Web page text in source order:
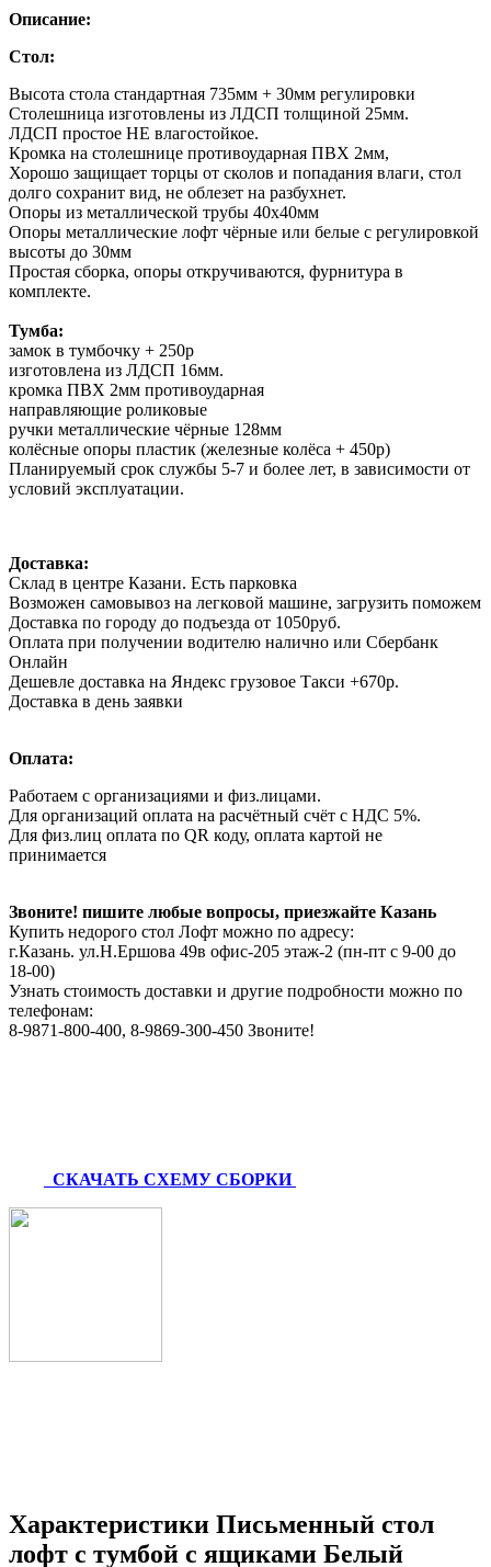
Описание:
Стол:
Высота стола стандартная 735мм + 30мм регулировки
Столешница изготовлены из ЛДСП толщиной 25мм.
ЛДСП простое НЕ влагостойкое.
Кромка на столешнице противоударная ПВХ 2мм,
Хорошо защищает торцы от сколов и попадания влаги, стол
долго сохранит вид, не облезет на разбухнет.
Опоры из металлической трубы 40х40мм
Опоры металлические лофт чёрные или белые с регулировкой
высоты до 30мм
Простая сборка, опоры откручиваются, фурнитура в
комплекте.
Тумба:
замок в тумбочку + 250р
изготовлена из ЛДСП 16мм.
кромка ПВХ 2мм противоударная
направляющие роликовые
ручки металлические чёрные 128мм
колёсные опоры пластик (железные колёса + 450р)
Планируемый срок службы 5-7 и более лет, в зависимости от
условий эксплуатации.
Доставка:
Склад в центре Казани. Есть парковка
Возможен самовывоз на легковой машине, загрузить поможем
Доставка по городу до подъезда от 1050руб.
Оплата при получении водителю налично или Сбербанк
Онлайн
Дешевле доставка на Яндекс грузовое Такси +670р.
Доставка в день заявки
Оплата:
Работаем с организациями и физ.лицами.
Для организаций оплата на расчётный счёт с НДС 5%.
Для физ.лиц оплата по QR коду, оплата картой не
принимается
Звоните! пишите любые вопросы, приезжайте Казань
Купить недорого стол Лофт можно по адресу:
г.Казань. ул.Н.Ершова 49в офис-205 этаж-2 (пн-пт с 9-00 до
18-00)
Узнать стоимость доставки и другие подробности можно по
телефонам:
8-9871-800-400, 8-9869-300-450 Звоните!
СКАЧАТЬ СХЕМУ СБОРКИ
Характеристики Письменный стол
лофт с тумбой с ящиками Белый